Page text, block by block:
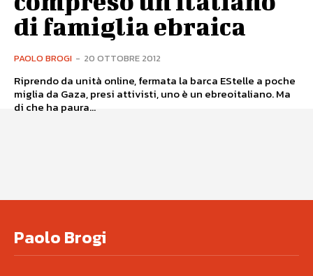
di famiglia ebraica
PAOLO BROGI - 20 OTTOBRE 2012
Riprendo da unità online, fermata la barca EStelle a poche
miglia da Gaza, presi attivisti, uno è un ebreoitaliano. Ma
di che ha paura...
Paolo Brogi